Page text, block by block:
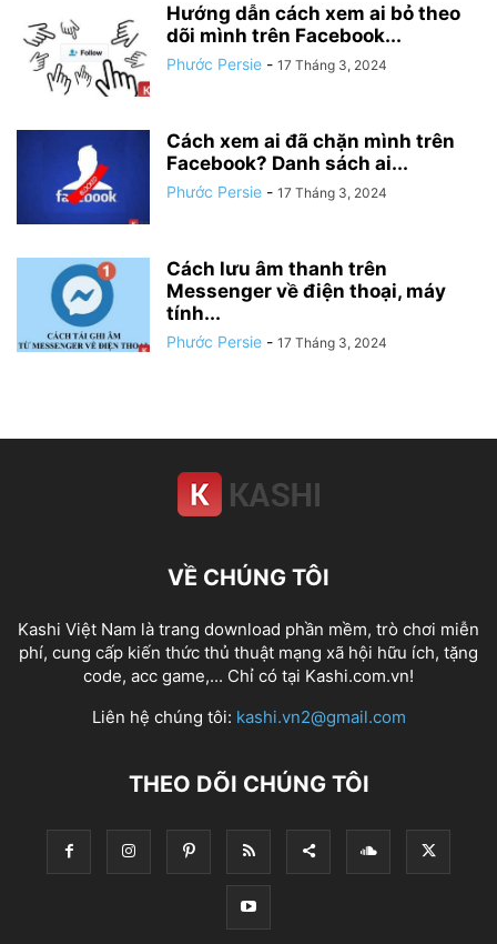
Hướng dẫn cách xem ai bỏ theo
dõi mình trên Facebook...
Phước Persie - 17 Tháng 3, 2024
Cách xem ai đã chặn mình trên
Facebook? Danh sách ai...
Phước Persie - 17 Tháng 3, 2024
Cách lưu âm thanh trên
Messenger về điện thoại, máy
tính...
Phước Persie - 17 Tháng 3, 2024
VỀ CHÚNG TÔI
Kashi Việt Nam là trang download phần mềm, trò chơi miễn
phí, cung cấp kiến thức thủ thuật mạng xã hội hữu ích, tặng
code, acc game,... Chỉ có tại Kashi.com.vn!
Liên hệ chúng tôi: kashi.vn2@gmail.com
THEO DÕI CHÚNG TÔI